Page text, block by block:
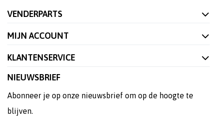
VENDERPARTS
MIJN ACCOUNT
KLANTENSERVICE
NIEUWSBRIEF
Abonneer je op onze nieuwsbrief om op de hoogte te
blijven.